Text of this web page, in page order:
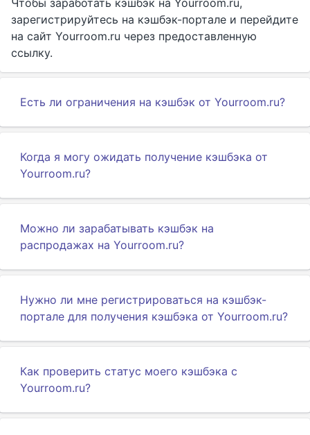
Чтобы заработать кэшбэк на Yourroom.ru,
зарегистрируйтесь на кэшбэк-портале и перейдите
на сайт Yourroom.ru через предоставленную
ссылку.
Есть ли ограничения на кэшбэк от Yourroom.ru?
Когда я могу ожидать получение кэшбэка от
Yourroom.ru?
Можно ли зарабатывать кэшбэк на
распродажах на Yourroom.ru?
Нужно ли мне регистрироваться на кэшбэк-
портале для получения кэшбэка от Yourroom.ru?
Как проверить статус моего кэшбэка с
Yourroom.ru?